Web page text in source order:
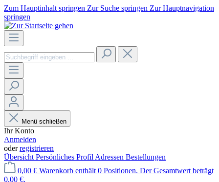
Zum Hauptinhalt springen Zur Suche springen Zur Hauptnavigation
springen
Menü schließen
Ihr Konto
Anmelden
oderregistrieren
Übersicht Persönliches Profil Adressen Bestellungen
0,00 € Warenkorb enthält 0 Positionen. Der Gesamtwert beträgt
0,00 €.